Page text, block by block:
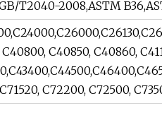
T2040-2008,ASTM
C40850, C40860,
C72200, C72500,